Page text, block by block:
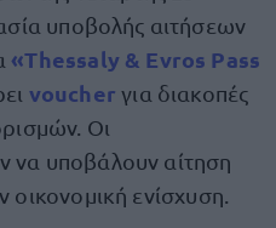
υποβολής αιτήσεων
«Thessaly & Evros Pass
voucherγια διακοπές
Οι
να υποβάλουν αίτηση
ενίσχυση.